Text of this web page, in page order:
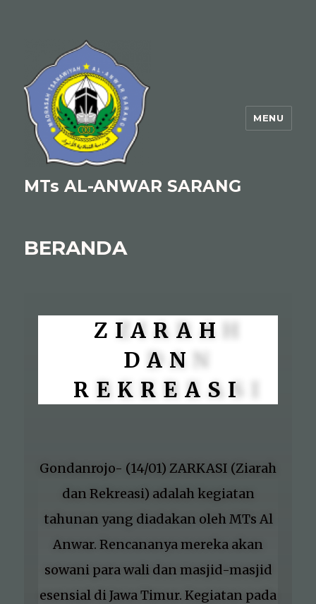
MTs AL-ANWAR SARANG
MENU
BERANDA
ZIARAH
DAN
REKREASI
Gondanrojo- (14/01) ZARKASI (Ziarah
dan Rekreasi) adalah kegiatan
tahunan yang diadakan oleh MTs Al
Anwar. Rencananya mereka akan
sowani para wali dan masjid-masjid
esensial di Jawa Timur. Kegiatan pada